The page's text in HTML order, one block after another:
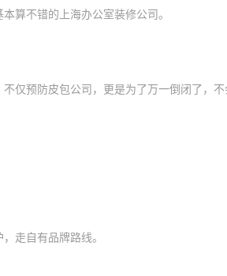
本算不错的上海办公室装修公司 。
仅预防皮包公司，更是为了万一倒闭了 ，
， 走自有品牌路线。